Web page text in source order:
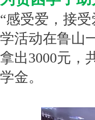
“感受爱，接
学活动在鲁山
拿出3000元，
学金。